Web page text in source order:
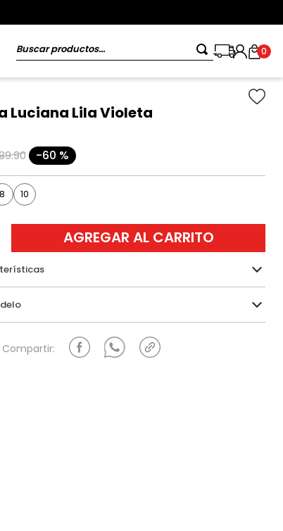
Buscar productos... 0
Luciana Lila Violeta
.90 -60 %
8 10
AGREGAR AL CARRITO
del modelo